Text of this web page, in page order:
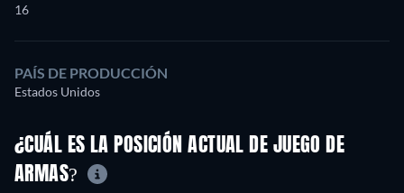
16
PAÍS DE PRODUCCIÓN
Estados Unidos
¿CUÁL ES LA POSICIÓN ACTUAL DE JUEGO DE
ARMAS?